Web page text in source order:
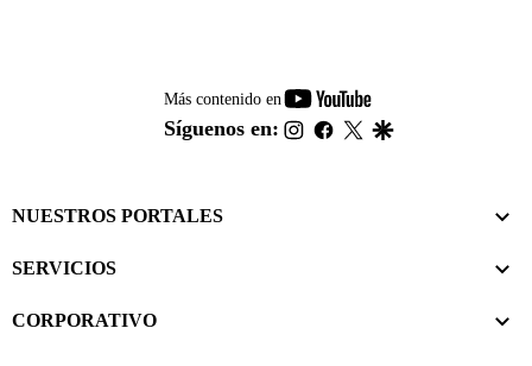
Más contenido en
youtube-
footer
Síguenos en: instagram
facebook
twitter
NUESTROS PORTALES
SERVICIOS
CORPORATIVO